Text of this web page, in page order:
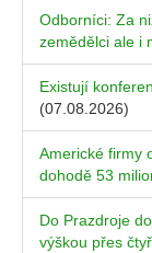
Odborníci: Za
zemědělci ale i
Existují
(07.08.2026)
Americké firmy
dohodě 53
Do Prazdroje
výškou přes